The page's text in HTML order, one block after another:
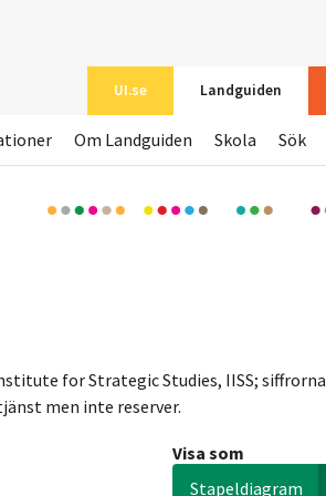
UI.se Landguiden
Om Landguiden Skola Sök
for Strategic Studies, IISS; siffrorna
men inte reserver.
Visa som
Stapeldiagram